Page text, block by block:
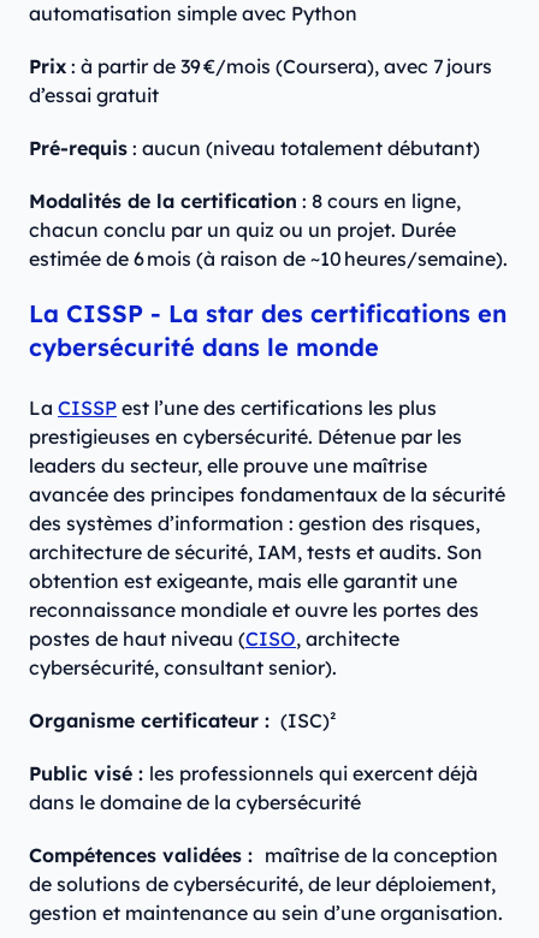
automatisation simple avec Python
Prix : à partir de 39 €/mois (Coursera), avec 7 jours
d’essai gratuit
Pré-requis : aucun (niveau totalement débutant)
Modalités de la certification : 8 cours en ligne,
chacun conclu par un quiz ou un projet. Durée
estimée de 6 mois (à raison de ~10 heures/semaine).
La CISSP - La star des certifications en
cybersécurité dans le monde
La CISSP est l’une des certifications les plus
prestigieuses en cybersécurité. Détenue par les
leaders du secteur, elle prouve une maîtrise
avancée des principes fondamentaux de la sécurité
des systèmes d’information : gestion des risques,
architecture de sécurité, IAM, tests et audits. Son
obtention est exigeante, mais elle garantit une
reconnaissance mondiale et ouvre les portes des
postes de haut niveau (CISO, architecte
cybersécurité, consultant senior).
Organisme certificateur : (ISC)²
Public visé : les professionnels qui exercent déjà
dans le domaine de la cybersécurité
Compétences validées : maîtrise de la conception
de solutions de cybersécurité, de leur déploiement,
gestion et maintenance au sein d’une organisation.